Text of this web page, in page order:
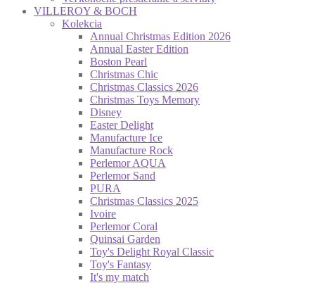
VILLEROY & BOCH
Kolekcia
Annual Christmas Edition 2026
Annual Easter Edition
Boston Pearl
Christmas Chic
Christmas Classics 2026
Christmas Toys Memory
Disney
Easter Delight
Manufacture Ice
Manufacture Rock
Perlemor AQUA
Perlemor Sand
PURA
Christmas Classics 2025
Ivoire
Perlemor Coral
Quinsai Garden
Toy's Delight Royal Classic
Toy's Fantasy
It's my match